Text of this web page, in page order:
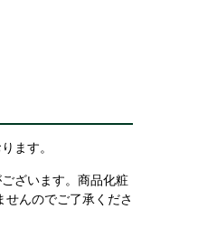
ます。
ざいます。商品化粧
んのでご了承くださ